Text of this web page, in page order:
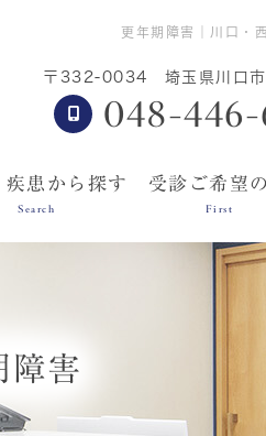
更年期障害｜川口・
〒332-0034 埼玉県川口
048-446-
疾患から探す
Search
受診ご希望
First
障害